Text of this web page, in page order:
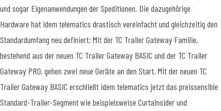
und sogar Eigenanwendungen der Speditionen. Die dazugehörige
Hardware hat idem telematics drastisch vereinfacht und gleichzeitig den
Standardumfang neu definiert: Mit der TC Trailer Gateway Familie,
bestehend aus der neuen TC Trailer Gateway BASIC und der TC Trailer
Gateway PRO, gehen zwei neue Geräte an den Start. Mit der neuen TC
Trailer Gateway BASIC erschließt idem telematics jetzt das preissensible
Standard-Trailer-Segment wie beispielsweise Curtainsider und